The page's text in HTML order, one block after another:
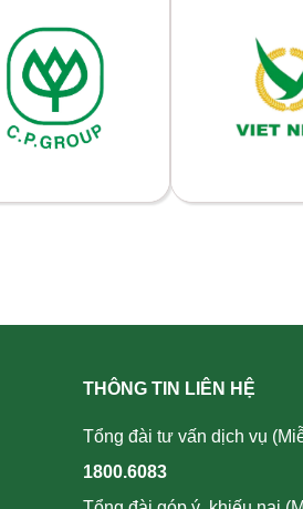
THÔNG TIN LIÊN HỆ
Tổng đài tư vấn dịch vụ
1800.6083